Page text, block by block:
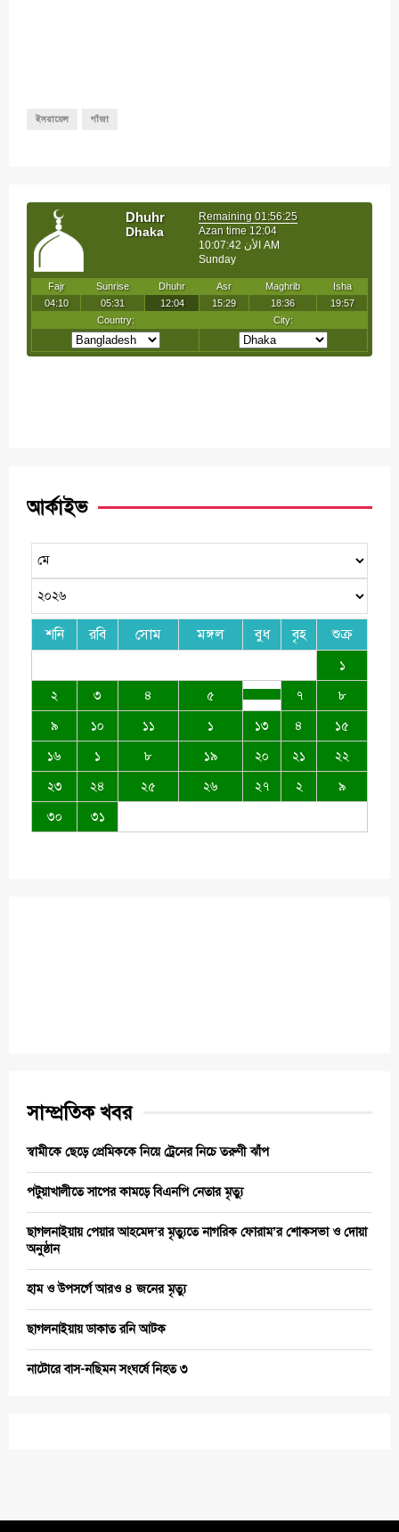
ইসরায়েল গাঁজা
আর্কাইভ
শনি রবি সোম মঙ্গল বুধ বৃহ শুক্র
১
২
৩ ৪ ৫ ৭
৮
৯
১০ ১১ ১ ১৩ ৪
১৫
১৬
১ ৮ ১৯ ২০ ২১
২২
২৩
২৪ ২৫ ২৬ ২৭ ২
৯
৩০
৩১
সাম্প্রতিক খবর
স্বামীকে ছেড়ে প্রেমিককে নিয়ে ট্রেনের নিচে তরুণী ঝাঁপ
পটুয়াখালীতে সাপের কামড়ে বিএনপি নেতার মৃত্যু
ছাগলনাইয়ায় পেয়ার আহমেদ’র মৃত্যুতে নাগরিক ফোরাম’র শোকসভা ও দোয়া
অনুষ্ঠান
হাম ও উপসর্গে আরও ৪ জনের মৃত্যু
ছাগলনাইয়ায় ডাকাত রনি আটক
নাটোরে বাস-নছিমন সংঘর্ষে নিহত ৩